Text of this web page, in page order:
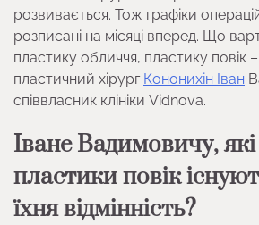
розвивається. Тож графіки
розписані на місяці вперед. Що
пластику обличчя, пластику повік
пластичний хірург Кононихін Іван
співвласник клініки Vidnova.
Іване Вадимовичу,
пластики повік
їхня відмінність?